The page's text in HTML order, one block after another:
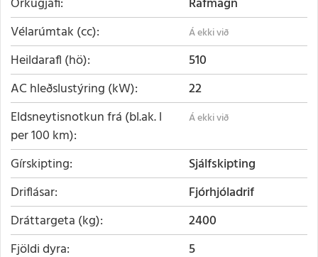
Vélarúmtak (cc)
Heildarafl (hö)
510
AC hleðslustýring (kW)
22
Eldsneytisnotkun frá (bl.ak. l
per 100 km)
Gírskipting
Sjálfskipting
Driflásar
Fjórhjóladrif
Dráttargeta (kg)
2400
Fjöldi dyra
5